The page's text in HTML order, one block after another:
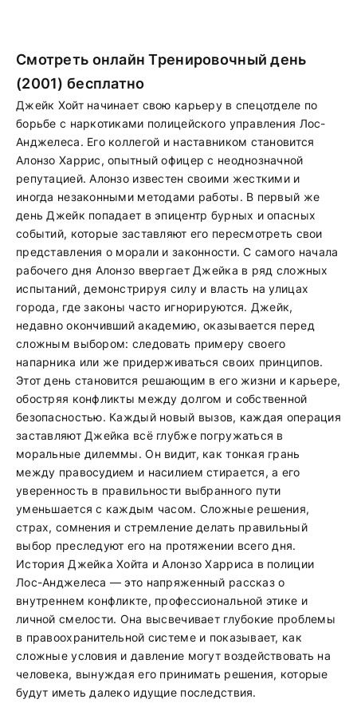
Смотреть онлайн Тренировочный день
(2001) бесплатно
Джейк Хойт начинает свою карьеру в спецотделе по
борьбе с наркотиками полицейского управления Лос-
Анджелеса. Его коллегой и наставником становится
Алонзо Харрис, опытный офицер с неоднозначной
репутацией. Алонзо известен своими жесткими и
иногда незаконными методами работы. В первый же
день Джейк попадает в эпицентр бурных и опасных
событий, которые заставляют его пересмотреть свои
представления о морали и законности. С самого начала
рабочего дня Алонзо ввергает Джейка в ряд сложных
испытаний, демонстрируя силу и власть на улицах
города, где законы часто игнорируются. Джейк,
недавно окончивший академию, оказывается перед
сложным выбором: следовать примеру своего
напарника или же придерживаться своих принципов.
Этот день становится решающим в его жизни и карьере,
обостряя конфликты между долгом и собственной
безопасностью. Каждый новый вызов, каждая операция
заставляют Джейка всё глубже погружаться в
моральные дилеммы. Он видит, как тонкая грань
между правосудием и насилием стирается, а его
уверенность в правильности выбранного пути
уменьшается с каждым часом. Сложные решения,
страх, сомнения и стремление делать правильный
выбор преследуют его на протяжении всего дня.
История Джейка Хойта и Алонзо Харриса в полиции
Лос-Анджелеса — это напряженный рассказ о
внутреннем конфликте, профессиональной этике и
личной смелости. Она высвечивает глубокие проблемы
в правоохранительной системе и показывает, как
сложные условия и давление могут воздействовать на
человека, вынуждая его принимать решения, которые
будут иметь далеко идущие последствия.